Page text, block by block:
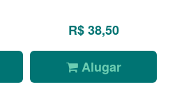
R$ 38,50
Alugar